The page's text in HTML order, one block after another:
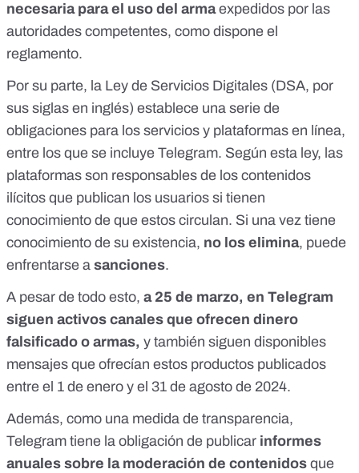
necesaria para el uso del armaexpedidos por las
autoridades competentes, como dispone el
reglamento.
Por su parte, la Ley de Servicios Digitales (DSA, por
sus siglas en inglés) establece una serie de
obligaciones para los servicios y plataformas en línea,
entre los que se incluye Telegram. Según esta ley, las
plataformas son responsables de los contenidos
ilícitos que publican los usuarios si tienen
conocimiento de que estos circulan. Si una vez tiene
conocimiento de su existencia, no los elimina, puede
enfrentarse a sanciones.
A pesar de todo esto, a 25 de marzo, en Telegram
siguen activos canales que ofrecen dinero
falsificado o armas, y también siguen disponibles
mensajes que ofrecían estos productos publicados
entre el 1 de enero y el 31 de agosto de 2024.
Además, como una medida de transparencia,
Telegram tiene la obligación de publicar informes
anuales sobre la moderación de contenidos que